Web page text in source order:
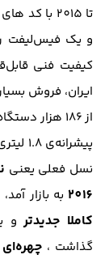
تا 2015 با کد های MD و UD در دو مدل
و یک فیس‌لیفت
کیفیت فنی
ایران، فروش
از ۱۸۶ هزار
نسل فعلی یعنی
2016 به بازار
کاملا جدیدترو
گذاشت ، چهره‌ای